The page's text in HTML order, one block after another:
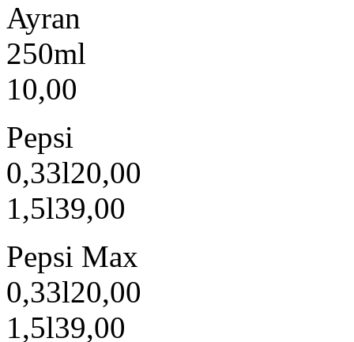
Ayran
250ml
10,00
Pepsi
0,33l20,00
1,5l39,00
Pepsi Max
0,33l20,00
1,5l39,00